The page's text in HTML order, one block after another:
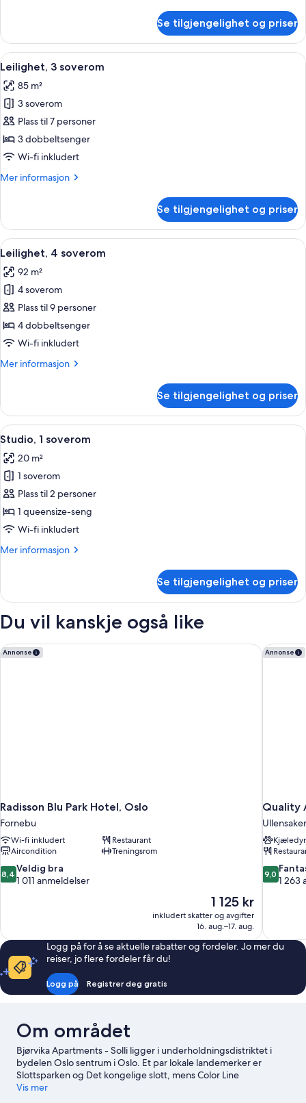
2
soverom
Se tilgjengelighet og priser
Åpne
alle
bildene
av
Leilighet,
3
soverom
Leilighet, 3 soverom | Strykejern/-
9
Leilighet, 3 soverom
85 m²
3 soverom
Plass til 7 personer
3 dobbeltsenger
Wi-fi inkludert
Mer informasjon
Mer
3
soverom
Se tilgjengelighet og priser
Åpne
alle
bildene
av
Leilighet,
4
soverom
Leilighet, 4 soverom |
9
Leilighet, 4 soverom
92 m²
4 soverom
Plass til 9 personer
4 dobbeltsenger
Wi-fi inkludert
Mer informasjon
Mer
4
soverom
Se tilgjengelighet og priser
Åpne
alle
bildene
av
Studio,
1
soverom
Studio, 1 soverom | Strykejern/-
6
Studio, 1 soverom
20 m²
1 soverom
Plass til 2 personer
1 queensize-seng
Wi-fi inkludert
Mer informasjon
Mer
1
Se tilgjengelighet og priser
Du vil kanskje også like
Annonse
Radisson Blu Park Hotel, Oslo
Fornebu
Wi-fi inkludert
Restaurant
Aircondition
Treningsrom
8.4
av
1 011
anmeldelser
8,4 Veldig bra
1 011 anmeldelser
Prisen
er
1 125 kr
1 125 kr
inkludert skatter og avgifter
16. aug.–17. aug.
Radisson Blu Park Hotel, Oslo Annonse
Quality
Ullensaker
9.0
av
9,0
1 263
Quality
Logg på for å se aktuelle rabatter og fordeler. Jo mer du
reiser, jo flere fordeler får du!
Logg på Registrer deg gratis
Om området
Bjørvika Apartments - Solli ligger i underholdningsdistriktet i
bydelen Oslo sentrum i Oslo. Et par lokale landemerker er
Slottsparken og Det kongelige slott, mens Color Line
fergeterminal og Oslo Skisenter kan friste med morsomme
Vis mer